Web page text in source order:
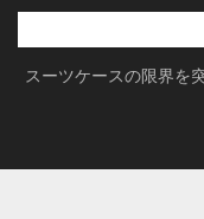
Skip
contentスーツケースの限界を